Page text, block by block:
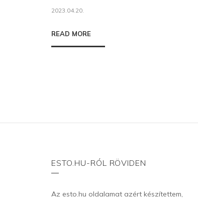
2023.04.20.
READ MORE
ESTO.HU-RÓL RÖVIDEN
Az esto.hu oldalamat azért készítettem,